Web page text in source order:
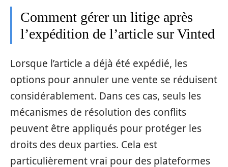
Comment gérer un litige après
l’expédition de l’article sur Vinted
Lorsque l’article a déjà été expédié, les
options pour annuler une vente se réduisent
considérablement. Dans ces cas, seuls les
mécanismes de résolution des conflits
peuvent être appliqués pour protéger les
droits des deux parties. Cela est
particulièrement vrai pour des plateformes